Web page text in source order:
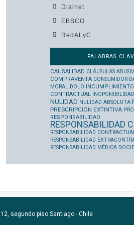
Dialnet
EBSCO
RedALyC
PALABRAS
CAUSALIDAD CLÁUSULAS
COMPRAVENTA CONSUMIDOR
MORAL
DOLO INCUMPLIMIENTO
CONTRACTUAL
INOPONIBILIDAD
NULIDAD NULIDAD ABSOLUTA
PRESCRIPCIÓN EXTINTIVA
RESPONSABILIDAD
RESPONSABILIDAD
RESPONSABILIDAD CONTRACTUAL
RESPONSABILIDAD
RESPONSABILIDAD MÉDICA
segundo piso Santiago - Chile